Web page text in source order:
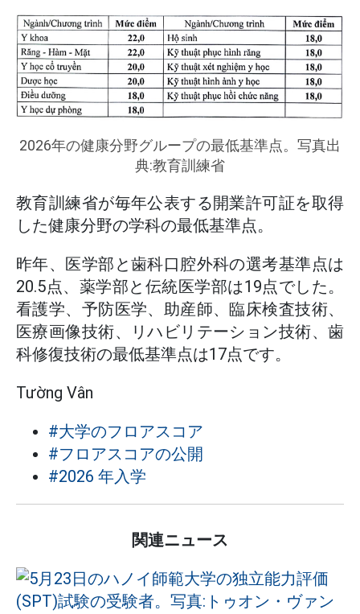
2026年の健康分野グループの最低基準点。写真出
典:教育訓練省
教育訓練省が毎年公表する開業許可証を取得
した健康分野の学科の最低基準点。
昨年、医学部と歯科口腔外科の選考基準点は
20.5点、薬学部と伝統医学部は19点でした。
看護学、予防医学、助産師、臨床検査技術、
医療画像技術、リハビリテーション技術、歯
科修復技術の最低基準点は17点です。
Tường Vân
#大学のフロアスコア
#フロアスコアの公開
#2026 年入学
関連ニュース